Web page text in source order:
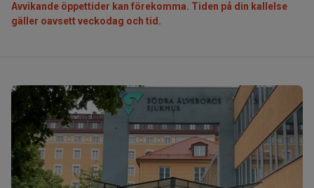
Avvikande öppettider kan förekomma. Tiden på din kallelse
gäller oavsett veckodag och tid.